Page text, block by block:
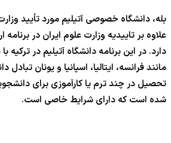
بله، دانشگاه خصوصی آتیلیم مورد تأیید
علاوه بر تاییدیه وزارت علوم ایران در
دارد. در این برنامه دانشگاه آتیلیم در ترکیه
مانند فرانسه، ایتالیا، اسپانیا و یونان
تحصیل در چند ترم یا کارآموزی برای
شده است که دارای شرایط خاصی است.